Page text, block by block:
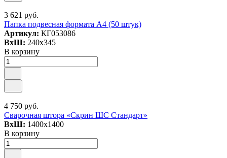
3 621 руб.
Папка подвесная формата А4 (50 штук)
Артикул: КГ053086
ВxШ: 240x345
В корзину
4 750 руб.
Сварочная штора «Скрин ШС Стандарт»
ВxШ: 1400x1400
В корзину